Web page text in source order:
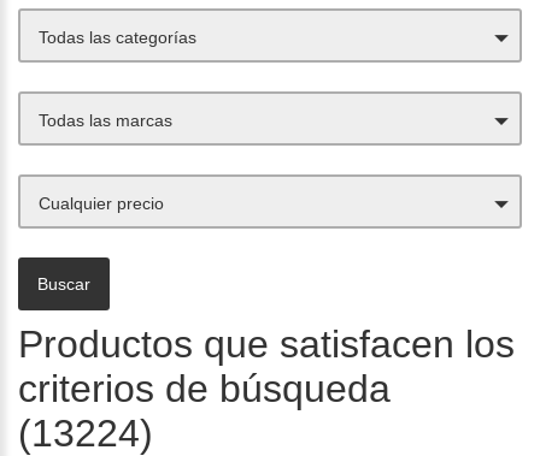
Todas las categorías
Todas las marcas
Cualquier precio
Productos que satisfacen los
criterios de búsqueda
(13224)